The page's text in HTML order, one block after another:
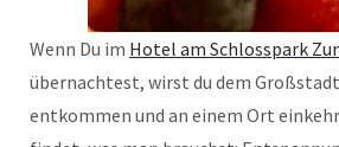
Wenn Du im Hotel am Schlosspark
übernachtest, wirst du dem
entkommen und an einem Ort